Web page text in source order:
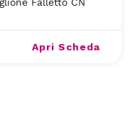
Apri Scheda